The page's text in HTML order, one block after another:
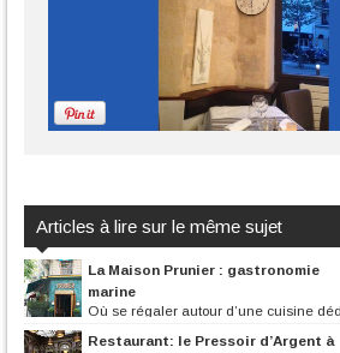
Articles à lire sur le même sujet
La Maison Prunier : gastronomie
marine
Où se régaler autour d’une cuisine
produits de la mer à 200...
Restaurant: le Pressoir d’Argent à